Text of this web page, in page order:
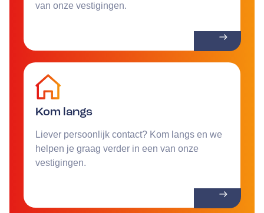
van onze vestigingen.
Kom langs
Liever persoonlijk contact? Kom langs en we
helpen je graag verder in een van onze
vestigingen.